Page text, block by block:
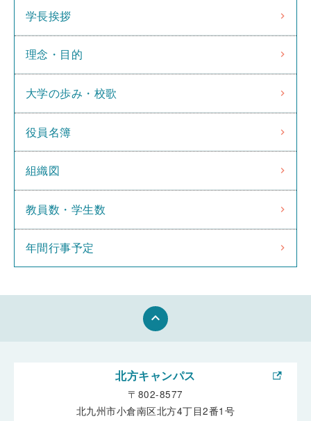
学長挨拶
理念・目的
大学の歩み・校歌
役員名簿
組織図
教員数・学生数
年間行事予定
keyboard_arrow_up
北方キャンパス
〒802-8577
北九州市小倉南区北方4丁目2番1号